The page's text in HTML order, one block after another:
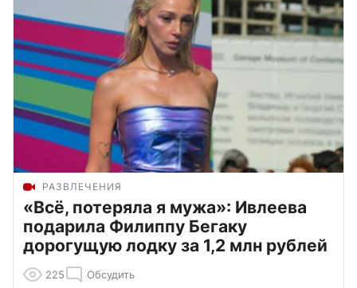
РАЗВЛЕЧЕНИЯ
«Всё, потеряла я мужа»: Ивлеева
подарила Филиппу Бегаку
дорогущую лодку за 1,2 млн рублей
225 Обсудить